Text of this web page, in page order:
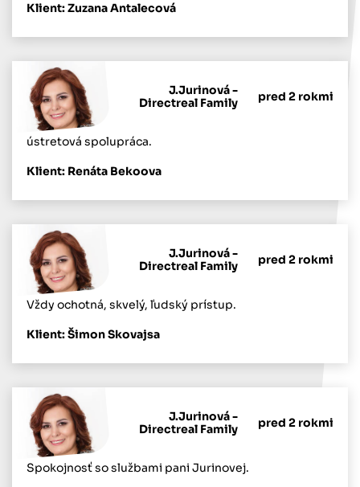
Klient: Zuzana Antalecová
J.Jurinová -
Directreal Family
pred 2 rokmi
ústretová spolupráca.
Klient: Renáta Bekoova
J.Jurinová -
Directreal Family
pred 2 rokmi
Vždy ochotná, skvelý, ľudský prístup.
Klient: Šimon Skovajsa
J.Jurinová -
Directreal Family
pred 2 rokmi
Spokojnosť so službami pani Jurinovej.